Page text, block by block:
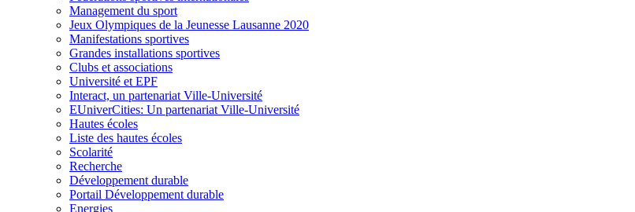
Management du sport
Jeux Olympiques de la Jeunesse Lausanne 2020
Manifestations sportives
Grandes installations sportives
Clubs et associations
Université et EPF
Interact, un partenariat Ville-Université
EUniverCities: Un partenariat Ville-Université
Hautes écoles
Liste des hautes écoles
Scolarité
Recherche
Développement durable
Portail Développement durable
Energies